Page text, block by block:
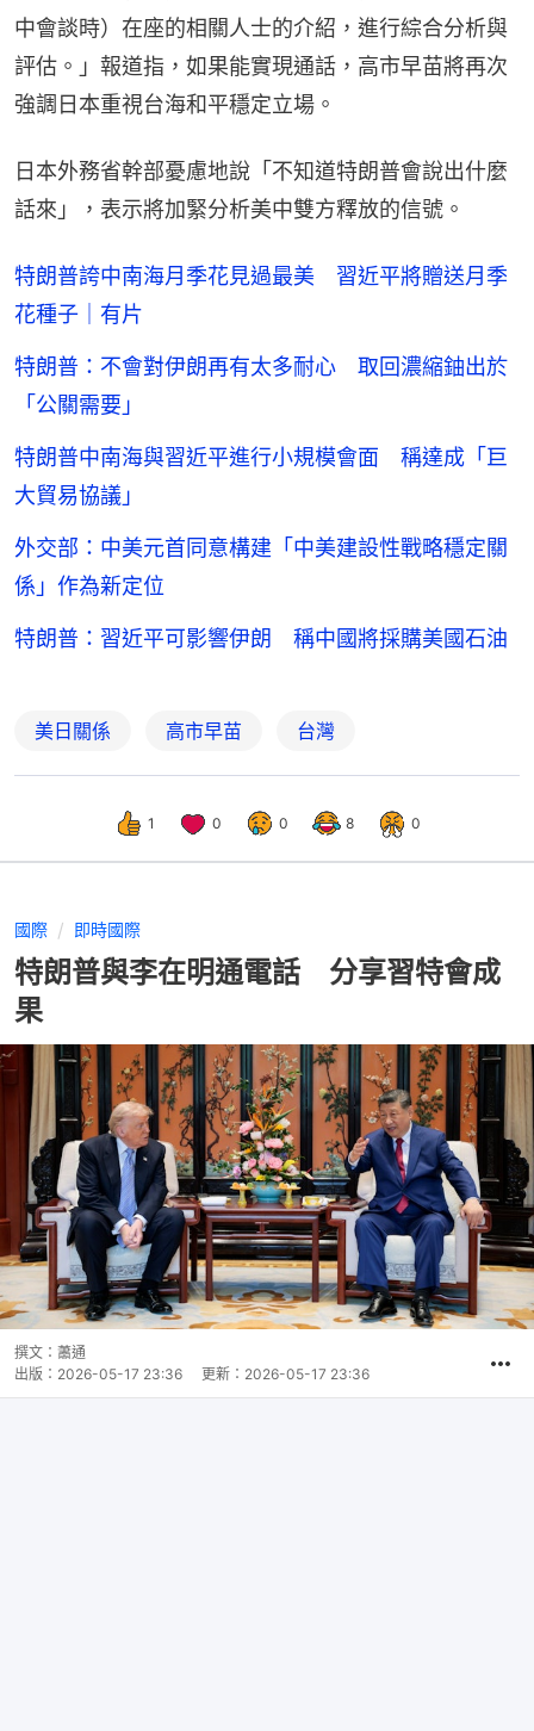
中會談時）在座的相關人士的介紹，進行綜合分析與
評估。」報道指，如果能實現通話，高市早苗將再次
強調日本重視台海和平穩定立場。
日本外務省幹部憂慮地說「不知道特朗普會說出什麼
話來」，表示將加緊分析美中雙方釋放的信號。
特朗普誇中南海月季花見過最美 習近平將贈送月季
花種子｜有片
特朗普：不會對伊朗再有太多耐心 取回濃縮鈾出於
「公關需要」
特朗普中南海與習近平進行小規模會面 稱達成「巨
大貿易協議」
外交部：中美元首同意構建「中美建設性戰略穩定關
係」作為新定位
特朗普：習近平可影響伊朗 稱中國將採購美國石油
美日關係 高市早苗 台灣
1 0 0 8 0
國際 即時國際
特朗普與李在明通電話 分享習特會成
果
撰文： 蕭通
出版： 2026-05-17 23:36 更新： 2026-05-17 23:36